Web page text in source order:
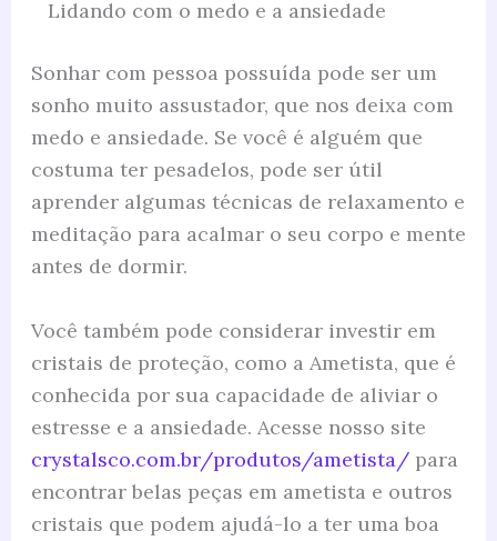
Lidando com o medo e a ansiedade
Sonhar com pessoa possuída pode ser um
sonho muito assustador, que nos deixa com
medo e ansiedade. Se você é alguém que
costuma ter pesadelos, pode ser útil
aprender algumas técnicas de relaxamento e
meditação para acalmar o seu corpo e mente
antes de dormir.
Você também pode considerar investir em
cristais de proteção, como a Ametista, que é
conhecida por sua capacidade de aliviar o
estresse e a ansiedade. Acesse nosso site
crystalsco.com.br/produtos/ametista/para
encontrar belas peças em ametista e outros
cristais que podem ajudá-lo a ter uma boa